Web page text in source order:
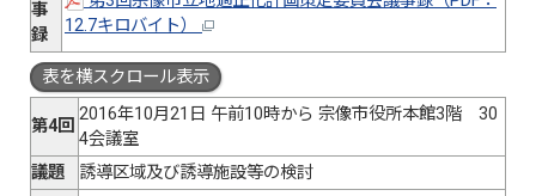
事
録
12.7キロバイト）
表を横スクロール表示
第4回
2016年10月21日 午前10時から 宗像市役所本館3階 30
4会議室
議題
誘導区域及び誘導施設等の検討